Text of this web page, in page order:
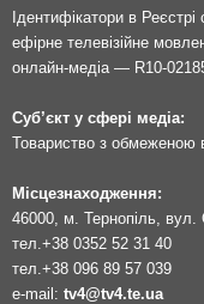
Ідентифікатори в
ефірне телевізійне
онлайн-медіа — R10-
Суб’єкт у сфері медіа:
Товариство з обмеженою
Місцезнаходження:
46000, м. Тернопіль, вул.
тел. +38 0352 52 31 40
тел. +38 096 89 57 039
e-mail: tv4@tv4.te.ua